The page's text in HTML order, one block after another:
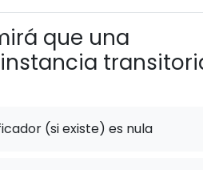
que una
(si existe) es nula